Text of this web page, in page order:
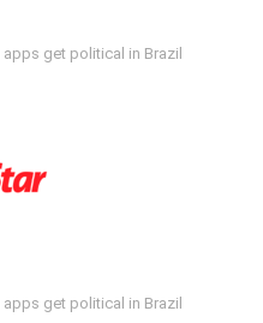
get political in Brazil
get political in Brazil